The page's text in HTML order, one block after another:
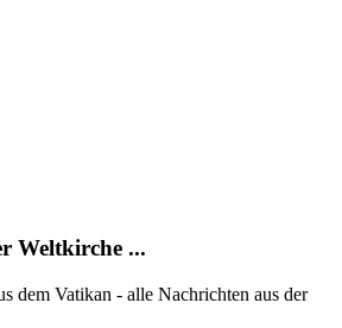
Weltkirche ...
dem Vatikan - alle Nachrichten aus der